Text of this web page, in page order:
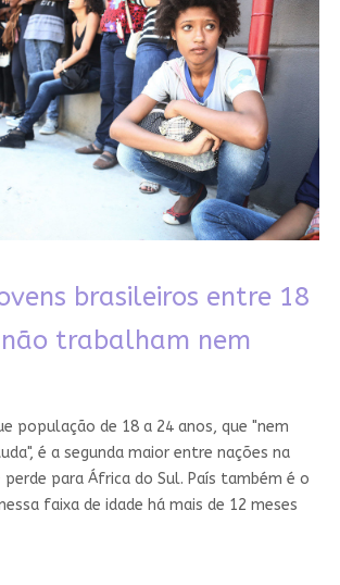
brasileiros entre 18
trabalham nem
população de 18 a 24 anos, que "nem
é a segunda maior entre nações na
perde para África do Sul. País também é o
faixa de idade há mais de 12 meses